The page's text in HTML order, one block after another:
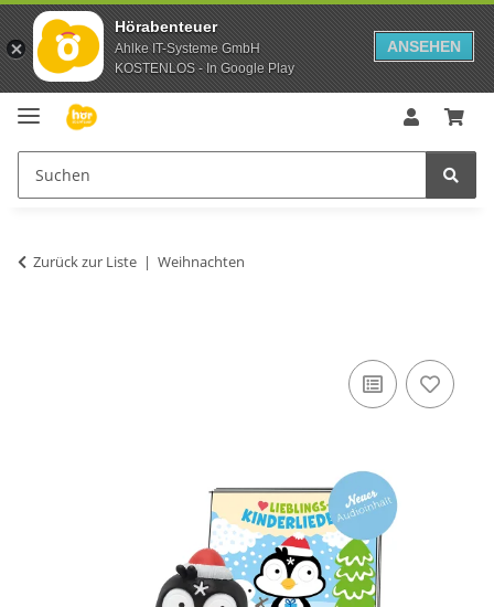
Hörabenteuer
Ahlke IT-Systeme GmbH
KOSTENLOS - In Google Play
ANSEHEN
Zurück zur Liste Weihnachten